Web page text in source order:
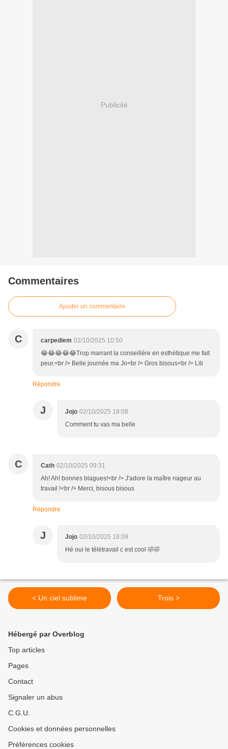
Publicité
Commentaires
Ajouter un commentaire
C carpediem 02/10/2025 10:50
😂😂😂😂😂Trop marrant la conseillère en esthétique me fait
peur.<br /> Belle journée ma Jo<br /> Gros bisous<br /> Lili
Répondre
J Jojo 02/10/2025 18:08
Comment tu vas ma belle
C Cath 02/10/2025 09:31
Ah! Ah! bonnes blagues!<br /> J'adore la maître nageur au
travail !<br /> Merci, bisous bisous
Répondre
J Jojo 02/10/2025 18:09
Hé oui le télétravail c est cool 🤣🤣
< Un ciel sublime Trois >
Hébergé par Overblog
Top articles
Pages
Contact
Signaler un abus
C.G.U.
Cookies et données personnelles
Préférences cookies